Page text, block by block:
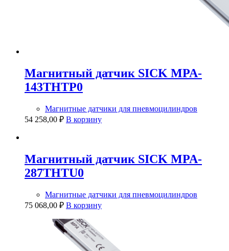
Магнитный датчик SICK MPA-
143THTP0
Магнитные датчики для пневмоцилиндров
54 258,00 ₽ В корзину
Магнитный датчик SICK MPA-
287THTU0
Магнитные датчики для пневмоцилиндров
75 068,00 ₽ В корзину